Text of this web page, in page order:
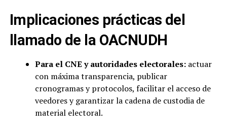
Implicaciones prácticas del
llamado de la OACNUDH
Para el CNE y autoridades electorales:actuar
con máxima transparencia, publicar
cronogramas y protocolos, facilitar el acceso de
veedores y garantizar la cadena de custodia de
material electoral.